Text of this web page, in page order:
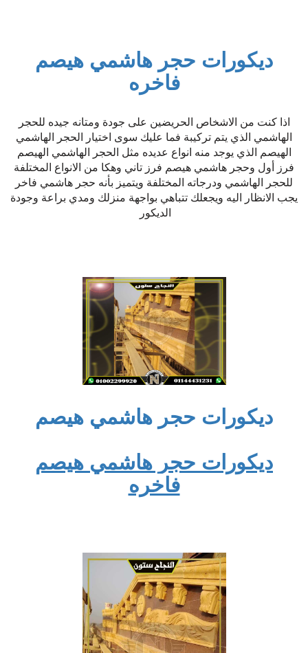
ديكورات حجر هاشمي هيصم
فاخره
اذا كنت من الاشخاص الحريضين على جودة ومتانه جيده للحجر
الهاشمي الذي يتم تركيبة فما عليك سوى اختيار الحجر الهاشمي
الهيصم الذي يوجد منه انواع عديده مثل الحجر الهاشمي الهيصم
فرز أول وحجر هاشمي هيصم فرز تاني وهكا من الانواع المختلفة
للحجر الهاشمي ودرجاته المختلفة ويتميز بأنه حجر هاشمي فاخر
يجب الانظار اليه ويجعلك تتباهي بواجهة منزلك ومدي براعة وجودة
الديكور
ديكورات حجر هاشمي هيصم
ديكورات حجر هاشمي هيصم
فاخره